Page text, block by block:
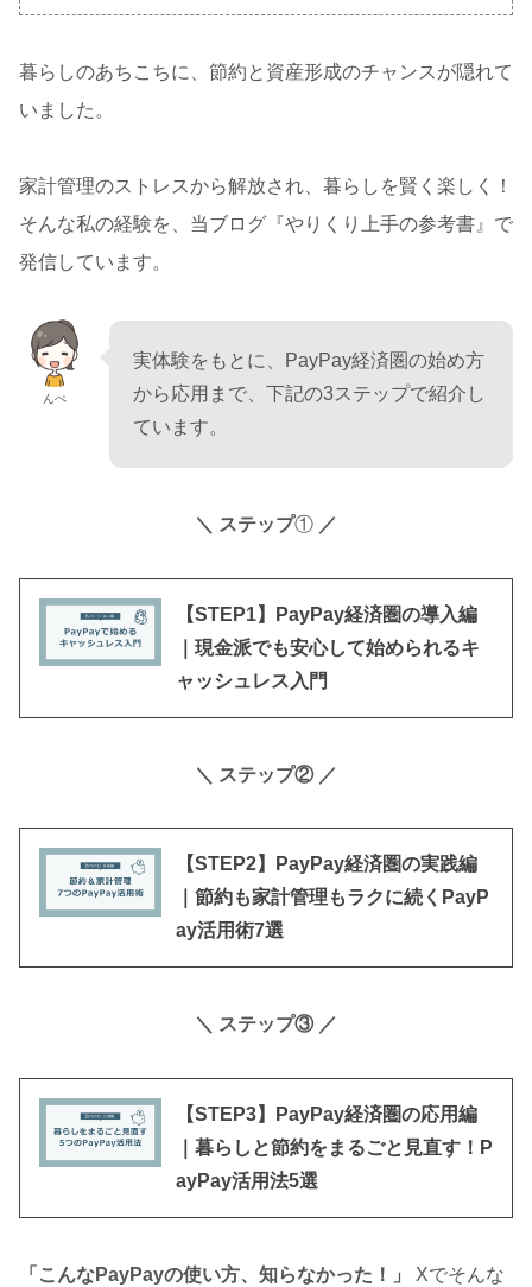
暮らしのあちこちに、節約と資産形成のチャンスが隠れて
いました。
家計管理のストレスから解放され、暮らしを賢く楽しく！
そんな私の経験を、当ブログ『やりくり上手の参考書』で
発信しています。
んぺ
実体験をもとに、PayPay経済圏の始め方
から応用まで、下記の3ステップで紹介し
ています。
＼ ステップ① ／
【STEP1】PayPay経済圏の導入編
｜現金派でも安心して始められるキ
ャッシュレス入門
＼ ステップ②／
【STEP2】PayPay経済圏の実践編
｜節約も家計管理もラクに続くPayP
ay活用術7選
＼ ステップ③／
【STEP3】PayPay経済圏の応用編
｜暮らしと節約をまるごと見直す！P
ayPay活用法5選
「こんなPayPayの使い方、知らなかった！」
Xでそんな